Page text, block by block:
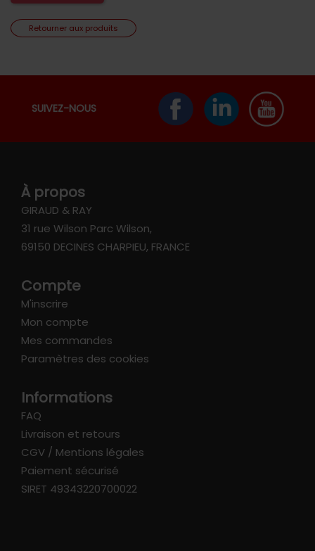
Retourner aux produits
SUIVEZ-NOUS
À propos
GIRAUD & RAY
31 rue Wilson Parc Wilson,
69150 DECINES CHARPIEU, FRANCE
Compte
M'inscrire
Mon compte
Mes commandes
Paramètres des cookies
Informations
FAQ
Livraison et retours
CGV / Mentions légales
Paiement sécurisé
SIRET 49343220700022